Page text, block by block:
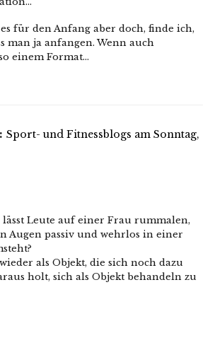
für den Anfang aber doch, finde ich,
man ja anfangen. Wenn auch
einem Format…
Sport- und Fitnessblogs am Sonntag,
lässt Leute auf einer Frau rummalen,
Augen passiv und wehrlos in einer
als Objekt, die sich noch dazu
holt, sich als Objekt behandeln zu